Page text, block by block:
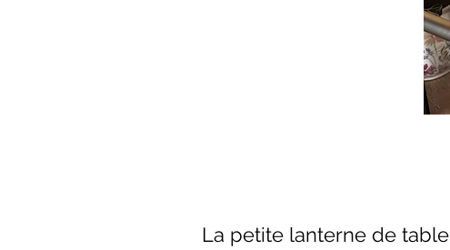
La petite lanterne de table